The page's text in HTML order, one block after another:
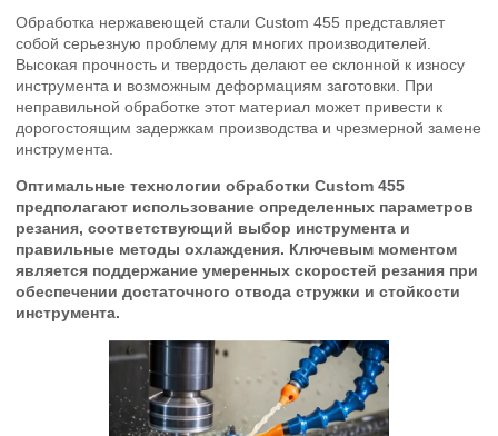
Обработка нержавеющей стали Custom 455 представляет
собой серьезную проблему для многих производителей.
Высокая прочность и твердость делают ее склонной к износу
инструмента и возможным деформациям заготовки. При
неправильной обработке этот материал может привести к
дорогостоящим задержкам производства и чрезмерной замене
инструмента.
Оптимальные технологии обработки Custom 455
предполагают использование определенных параметров
резания, соответствующий выбор инструмента и
правильные методы охлаждения. Ключевым моментом
является поддержание умеренных скоростей резания при
обеспечении достаточного отвода стружки и стойкости
инструмента.